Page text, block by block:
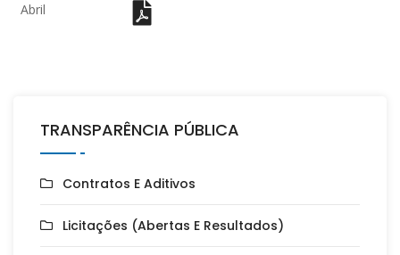
Abril
TRANSPARÊNCIA PÚBLICA
Contratos E Aditivos
Licitações (Abertas E Resultados)